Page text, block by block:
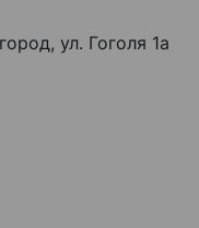
ул. Гоголя 1а